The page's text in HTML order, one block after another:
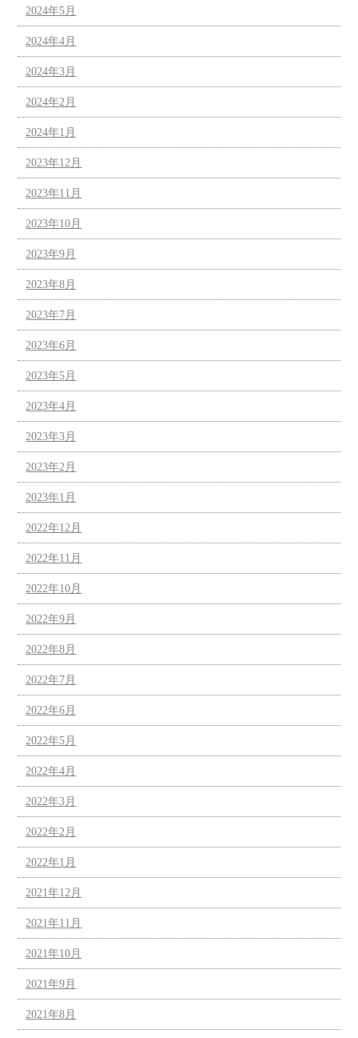
2024年5月
2024年4月
2024年3月
2024年2月
2024年1月
2023年12月
2023年11月
2023年10月
2023年9月
2023年8月
2023年7月
2023年6月
2023年5月
2023年4月
2023年3月
2023年2月
2023年1月
2022年12月
2022年11月
2022年10月
2022年9月
2022年8月
2022年7月
2022年6月
2022年5月
2022年4月
2022年3月
2022年2月
2022年1月
2021年12月
2021年11月
2021年10月
2021年9月
2021年8月